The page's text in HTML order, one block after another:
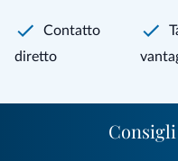
Contatto
diretto